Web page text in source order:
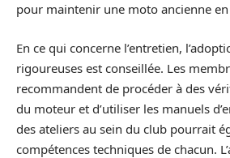
pour maintenir une moto ancienne
En ce qui concerne l’entretien,
rigoureuses est conseillée. Les
recommandent de procéder à des
du moteur et d’utiliser les manuels
des ateliers au sein du club pourrait
compétences techniques de chacun.